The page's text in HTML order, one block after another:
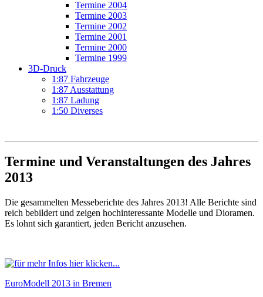
Termine 2004
Termine 2003
Termine 2002
Termine 2001
Termine 2000
Termine 1999
3D-Druck
1:87 Fahrzeuge
1:87 Ausstattung
1:87 Ladung
1:50 Diverses
Termine und Veranstaltungen des Jahres
2013
Die gesammelten Messeberichte des Jahres 2013! Alle Berichte sind
reich bebildert und zeigen hochinteressante Modelle und Dioramen.
Es lohnt sich garantiert, jeden Bericht anzusehen.
EuroModell 2013 in Bremen